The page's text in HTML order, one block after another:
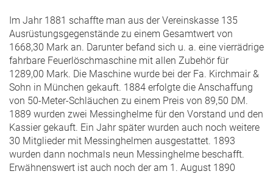
Im Jahr 1881 schaffte man aus der Vereinskasse 135
Ausrüstungsgegenstände zu einem Gesamtwert von
1668,30 Mark an. Darunter befand sich u. a. eine vierrädrige
fahrbare Feuerlöschmaschine mit allen Zubehör für
1289,00 Mark. Die Maschine wurde bei der Fa. Kirchmair &
Sohn in München gekauft. 1884 erfolgte die Anschaffung
von 50-Meter-Schläuchen zu einem Preis von 89,50 DM.
1889 wurden zwei Messinghelme für den Vorstand und den
Kassier gekauft. Ein Jahr später wurden auch noch weitere
30 Mitglieder mit Messinghelmen ausgestattet. 1893
wurden dann nochmals neun Messinghelme beschafft.
Erwähnenswert ist auch noch der am 1. August 1890